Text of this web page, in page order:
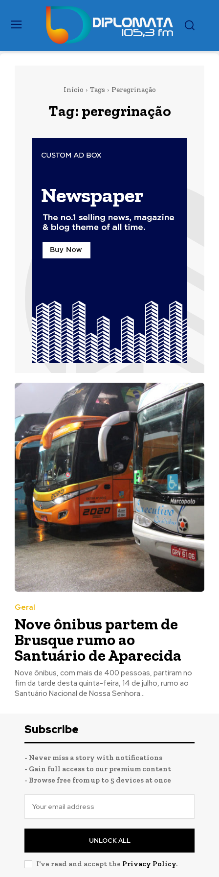
Início Tags Peregrinação
Tag: peregrinação
Geral
Nove ônibus partem de
Brusque rumo ao
Santuário de Aparecida
Nove ônibus, com mais de 400 pessoas, partiram no
fim da tarde desta quinta-feira, 14 de julho, rumo ao
Santuário Nacional de Nossa Senhora...
Subscribe
- Never miss a story with notifications
- Gain full access to our premium content
- Browse free from up to 5 devices at once
UNLOCK ALL
I've read and accept the Privacy Policy.